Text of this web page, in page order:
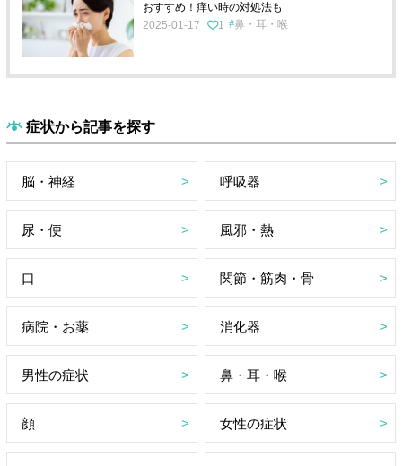
おすすめ！痒い時の対処法も
2025-01-17
1 鼻・耳・喉
症状から記事を探す
脳・神経 呼吸器
尿・便 風邪・熱
口 関節・筋肉・骨
病院・お薬 消化器
男性の症状 鼻・耳・喉
顔 女性の症状